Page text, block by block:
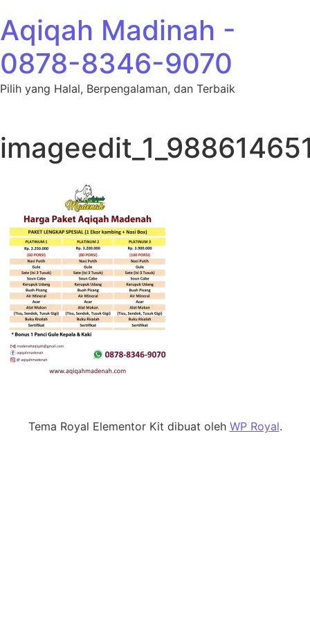
Aqiqah Madinah -
0878-8346-9070
Pilih yang Halal, Berpengalaman, dan Terbaik
Tema Royal Elementor Kit dibuat oleh WP Royal.